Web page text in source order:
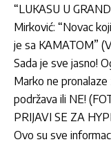
“LUKASU U
Mirković: “Novac
je sa KAMATOM”
Sada je sve jasno!
Marko ne pronalaze
podržava ili NE!
PRIJAVI SE ZA
Ovo su sve